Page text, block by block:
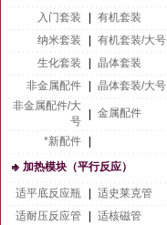
入门套装
有机套装
纳米套装
有机套装/大号
生化套装
晶体套装
非金属配件
晶体套装/大号
非金属配件/大
号
金属配件
*新配件
加热模块（平行反应）
适平底反应瓶
适史莱克管
适耐压反应管
适核磁管